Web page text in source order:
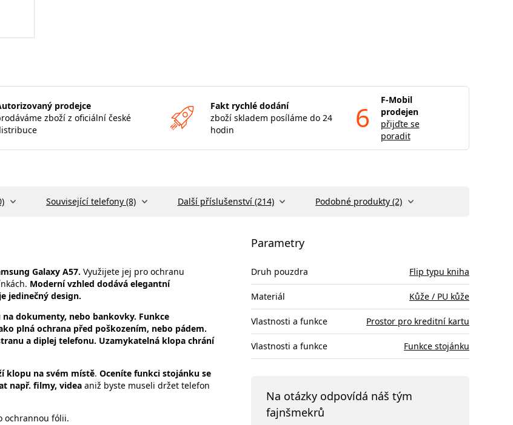
prodejce
zboží z oficiální české
Fakt rychlé dodání
zboží skladem posíláme do 24
hodin
6
F-Mobil
prodejen
přijďte se
poradit
Související telefony (8) Další příslušenství (214) Podobné produkty (2)
Galaxy A57. Využijete jej pro ochranu
Moderní vzhled dodává elegantní
jedinečný design.
dokumenty, nebo bankovky. Funkce
plná ochrana před poškozením, nebo pádem.
a diplej telefonu. Uzamykatelná klopa chrání
klopu na svém místě. Oceníte funkci stojánku se
např. filmy, videa aniž byste museli držet telefon
ochrannou fólii.
Parametry
Druh pouzdra Flip typu kniha
Materiál Kůže / PU kůže
Vlastnosti a funkce Prostor pro kreditní kartu
Vlastnosti a funkce Funkce stojánku
Na otázky odpovídá náš tým
fajnšmekrů